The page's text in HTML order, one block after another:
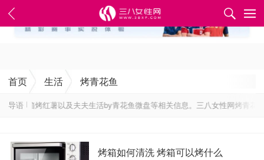
✕
首页 生活 烤青花鱼
导语
烤箱烤红薯以及夫夫生活by青花鱼微盘等相关信息。三八女性网烤青花
烤箱如何清洗 烤箱可以烤什么